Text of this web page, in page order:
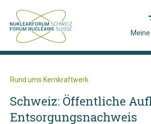
Rund ums Kernkraftwerk
Schweiz: Öffentliche
Entsorgungsnachweis